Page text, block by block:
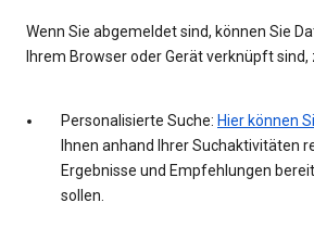
Wenn Sie abgemeldet sind, können Sie
Ihrem Browser oder Gerät verknüpft sind,
Personalisierte Suche: Hier können
Ihnen anhand Ihrer Suchaktivitäten
Ergebnisse und Empfehlungen
sollen.